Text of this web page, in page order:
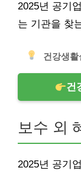
2025년 공기
는 기관을 찾
건강생
건
보수 외
2025년 공기